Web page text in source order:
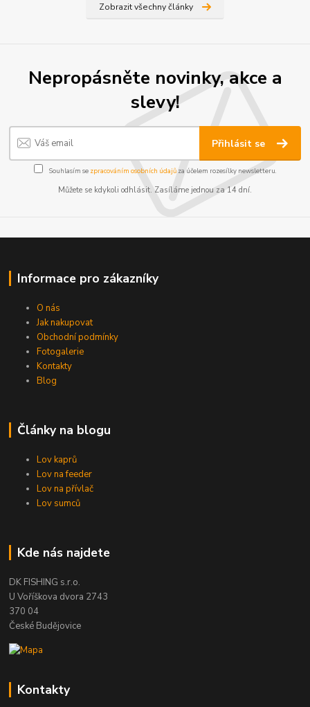
Zobrazit všechny články
Nepropásněte novinky, akce a
slevy!
Přihlásit se
Souhlasím se zpracováním osobních údajůza účelem rozesílky newsletteru.
Můžete se kdykoli odhlásit. Zasíláme jednou za 14 dní.
Informace pro zákazníky
O nás
Jak nakupovat
Obchodní podmínky
Fotogalerie
Kontakty
Blog
Články na blogu
Lov kaprů
Lov na feeder
Lov na přívlač
Lov sumců
Kde nás najdete
DK FISHING s.r.o.
U Voříškova dvora 2743
370 04
České Budějovice
Kontakty